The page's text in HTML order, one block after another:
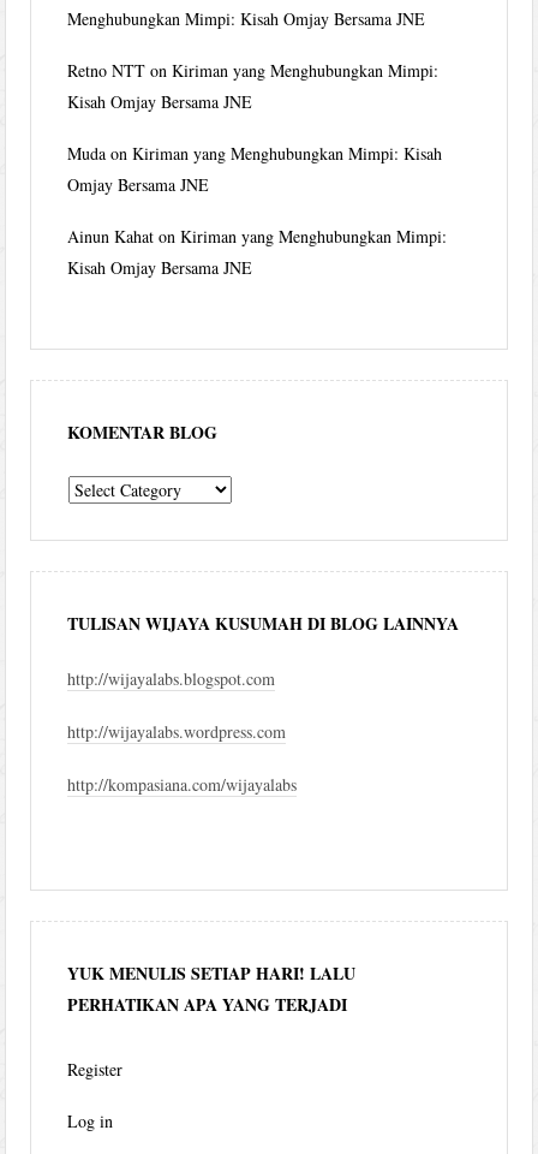
Menghubungkan Mimpi: Kisah Omjay Bersama JNE
Retno NTT onKiriman yang Menghubungkan Mimpi:
Kisah Omjay Bersama JNE
Muda onKiriman yang Menghubungkan Mimpi: Kisah
Omjay Bersama JNE
Ainun Kahat onKiriman yang Menghubungkan Mimpi:
Kisah Omjay Bersama JNE
KOMENTAR BLOG
komentar
TULISAN WIJAYA KUSUMAH DI BLOG LAINNYA
http://wijayalabs.blogspot.com
http://wijayalabs.wordpress.com
http://kompasiana.com/wijayalabs
YUK MENULIS SETIAP HARI! LALU
PERHATIKAN APA YANG TERJADI
Register
Log in